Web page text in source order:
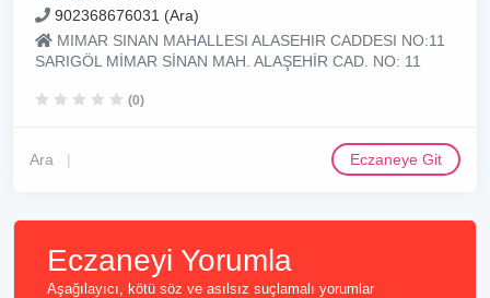
902368676031 (Ara)
MIMAR SINAN MAHALLESI ALASEHIR CADDESI NO:11
SARIGÖL MİMAR SİNAN MAH. ALAŞEHİR CAD. NO: 11
(0)
Ara Eczaneye Git
Eczaneyi Yorumla
Aşağılayıcı, kötü söz ve asılsız suçlamalı yorumlar